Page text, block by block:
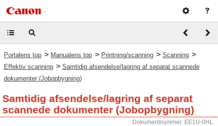
Portalens top > Manualens top > Printning/scanning > Scanning >
Effektiv scanning > Samtidig afsendelse/lagring af separat scannede
dokumenter (Jobopbygning)
Samtidig afsendelse/lagring af separat
scannede dokumenter (Jobopbygning)
Dokumentnummer: EE1U-0HL